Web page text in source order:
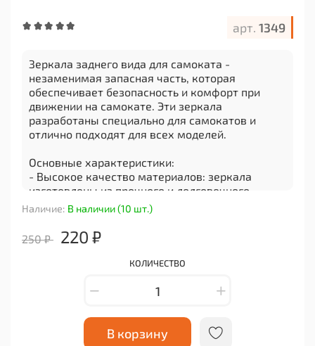
арт. 1349
Наличие: В наличии (10 шт.)
250 ₽ 220 ₽
КОЛИЧЕСТВО
В корзину
Зеркала заднего вида для самоката -
незаменимая запасная часть, которая
обеспечивает безопасность и комфорт при
движении на самокате. Эти зеркала
разработаны специально для самокатов и
отлично подходят для всех моделей.
Основные характеристики:
- Высокое качество материалов: зеркала
изготовлены из прочного и долговечного
пластика, который не подвержен коррозии или
- Широкий угол обзора: благодаря своей
конструкции, зеркала заднего вида
обеспечивают широкий угол обзора, что
- Простой монтаж: эти зеркала легко
специальных креплений. Никаких инструментов